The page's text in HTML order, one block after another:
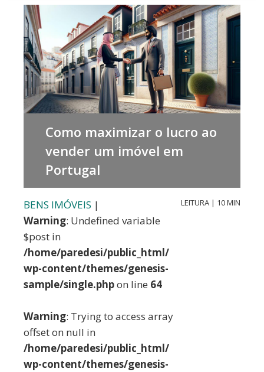
Bens
Imóveis
Como maximizar o lucro ao
vender um imóvel em
Portugal
BENS IMÓVEIS |
Warning: Undefined variable
$post in
/home/paredesi/public_html/
wp-content/themes/genesis-
sample/single.phpon line 64
Warning: Trying to access array
offset on null in
/home/paredesi/public_html/
wp-content/themes/genesis-
LEITURA | 10 MIN